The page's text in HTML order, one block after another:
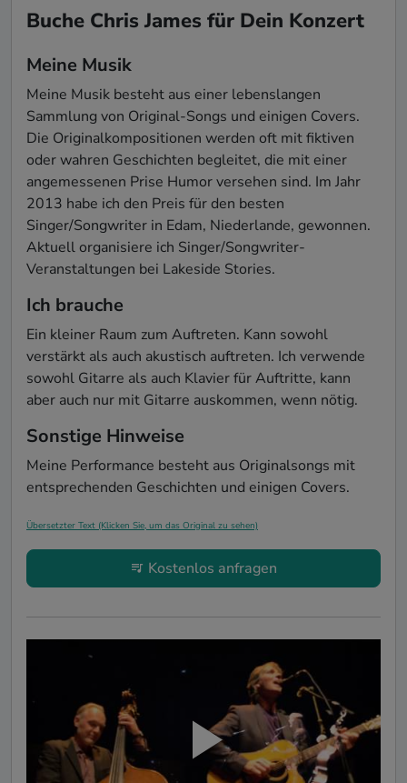
Buche Chris James für Dein Konzert
Meine Musik
Meine Musik besteht aus einer lebenslangen
Sammlung von Original-Songs und einigen Covers.
Die Originalkompositionen werden oft mit fiktiven
oder wahren Geschichten begleitet, die mit einer
angemessenen Prise Humor versehen sind. Im Jahr
2013 habe ich den Preis für den besten
Singer/Songwriter in Edam, Niederlande, gewonnen.
Aktuell organisiere ich Singer/Songwriter-
Veranstaltungen bei Lakeside Stories.
Ich brauche
Ein kleiner Raum zum Auftreten. Kann sowohl
verstärkt als auch akustisch auftreten. Ich verwende
sowohl Gitarre als auch Klavier für Auftritte, kann
aber auch nur mit Gitarre auskommen, wenn nötig.
Sonstige Hinweise
Meine Performance besteht aus Originalsongs mit
entsprechenden Geschichten und einigen Covers.
Übersetzter Text (Klicken Sie, um das Original zu sehen)
Kostenlos anfragen